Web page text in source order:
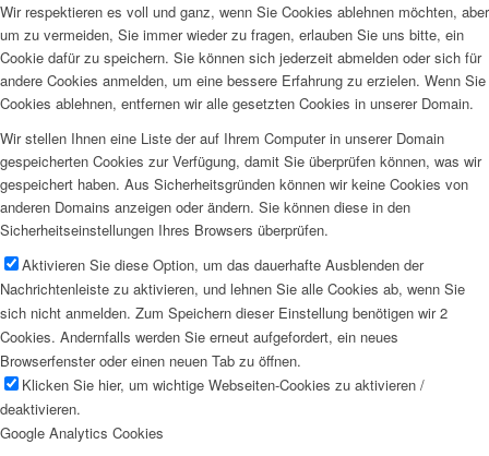
Wir respektieren es voll und ganz, wenn Sie Cookies ablehnen möchten, aber
um zu vermeiden, Sie immer wieder zu fragen, erlauben Sie uns bitte, ein
Cookie dafür zu speichern. Sie können sich jederzeit abmelden oder sich für
andere Cookies anmelden, um eine bessere Erfahrung zu erzielen. Wenn Sie
Cookies ablehnen, entfernen wir alle gesetzten Cookies in unserer Domain.
Wir stellen Ihnen eine Liste der auf Ihrem Computer in unserer Domain
gespeicherten Cookies zur Verfügung, damit Sie überprüfen können, was wir
gespeichert haben. Aus Sicherheitsgründen können wir keine Cookies von
anderen Domains anzeigen oder ändern. Sie können diese in den
Sicherheitseinstellungen Ihres Browsers überprüfen.
Aktivieren Sie diese Option, um das dauerhafte Ausblenden der
Nachrichtenleiste zu aktivieren, und lehnen Sie alle Cookies ab, wenn Sie
sich nicht anmelden. Zum Speichern dieser Einstellung benötigen wir 2
Cookies. Andernfalls werden Sie erneut aufgefordert, ein neues
Browserfenster oder einen neuen Tab zu öffnen.
Klicken Sie hier, um wichtige Webseiten-Cookies zu aktivieren /
deaktivieren.
Google Analytics Cookies